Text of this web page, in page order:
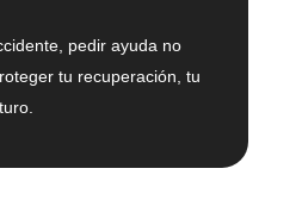
pedir ayuda no
tu recuperación, tu